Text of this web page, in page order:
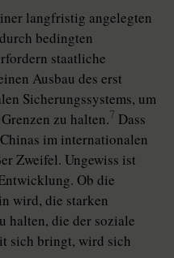
langfristig angelegten
bedingten
staatliche
Ausbau des erst
Sicherungssystems, um
zu halten.7 Dass
im internationalen
Zweifel. Ungewiss ist
Ob die
wird, die starken
halten, die der soziale
sich bringt, wird sich